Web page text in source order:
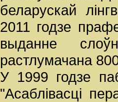
беларускай
2011 годзе
выданне
растлумачана
У 1999 годзе
"Асаблівасці